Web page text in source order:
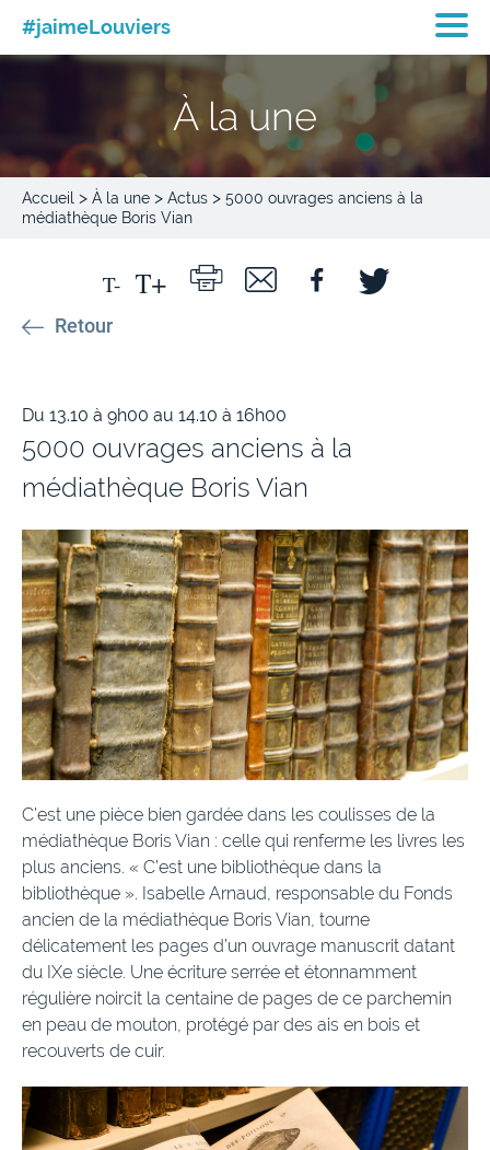
#jaimeLouviers
À la une
Accueil > À la une > Actus > 5000 ouvrages anciens à la
médiathèque Boris Vian
Retour
Du 13.10 à 9h00 au 14.10 à 16h00
5000 ouvrages anciens à la
médiathèque Boris Vian
C’est une pièce bien gardée dans les coulisses de la
médiathèque Boris Vian : celle qui renferme les livres les
plus anciens. « C’est une bibliothèque dans la
bibliothèque ». Isabelle Arnaud, responsable du Fonds
ancien de la médiathèque Boris Vian, tourne
délicatement les pages d’un ouvrage manuscrit datant
du IXe siècle. Une écriture serrée et étonnamment
régulière noircit la centaine de pages de ce parchemin
en peau de mouton, protégé par des ais en bois et
recouverts de cuir.